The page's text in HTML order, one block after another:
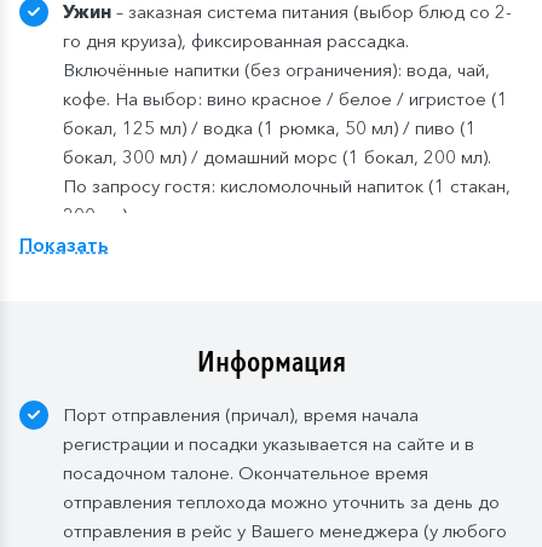
Ужин – заказная система питания (выбор блюд со 2-
го дня круиза), фиксированная рассадка.
Включённые напитки (без ограничения): вода, чай,
кофе. На выбор: вино красное / белое / игристое (1
бокал, 125 мл) / водка (1 рюмка, 50 мл) / пиво (1
бокал, 300 мл) / домашний морс (1 бокал, 200 мл).
По запросу гостя: кисломолочный напиток (1 стакан,
200 мл).
Компания
Показать
Информация
Порт отправления (причал), время начала
регистрации и посадки указывается на сайте и в
посадочном талоне. Окончательное время
отправления теплохода можно уточнить за день до
отправления в рейс у Вашего менеджера (у любого